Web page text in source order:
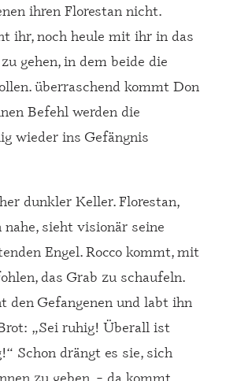
ihren Florestan nicht.
ihr, noch heule mit ihr in das
gehen, in dem beide die
überraschend kommt Don
Befehl werden die
wieder ins Gefängnis
dunkler Keller. Florestan,
sieht visionär seine
Engel. Rocco kommt, mit
das Grab zu schaufeln.
den Gefangenen und labt ihn
„Sei ruhig! Überall ist
Schon drängt es sie, sich